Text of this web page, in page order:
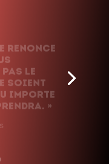
le
soient
importe
»